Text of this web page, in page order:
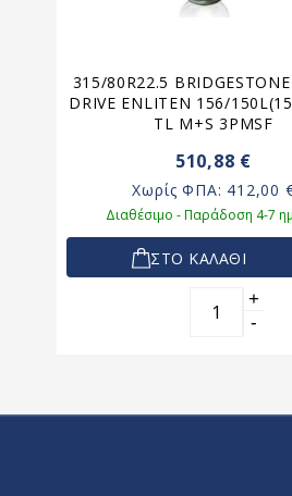
315/80R22.5
DRIVE ENLITEN 156/
TL M+S 3PMSF
510,88 €
Χωρίς ΦΠΑ: 412,00
Διαθέσιμο - Παράδοση 4-7
+
-
ΣΤΟ ΚΑΛΑΘΙ